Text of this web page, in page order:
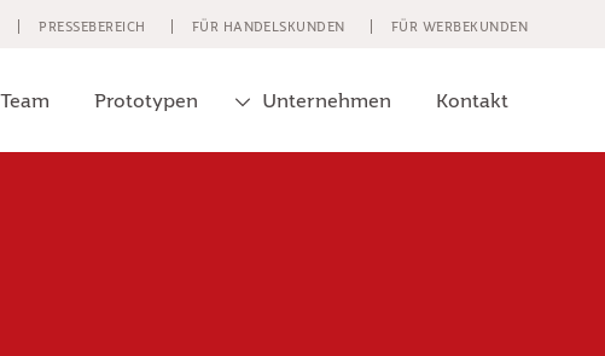
PRESSEBEREICH FÜR HANDELSKUNDEN FÜR WERBEKUNDEN
Prototypen Unternehmen Kontakt